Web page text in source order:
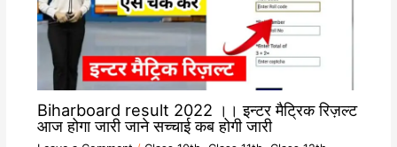
Biharboard result 2022 ।। इन्टर मैट्रिक रिज़ल्ट
आज होगा जारी जाने सच्चाई कब होगी जारी